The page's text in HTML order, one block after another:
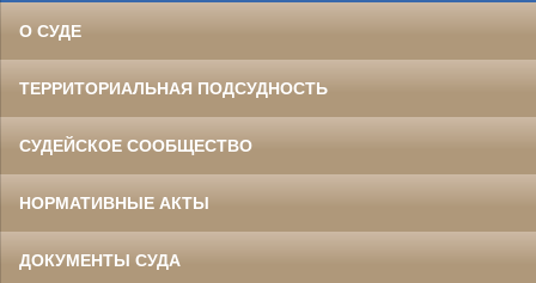
О СУДЕ
ТЕРРИТОРИАЛЬНАЯ ПОДСУДНОСТЬ
СУДЕЙСКОЕ СООБЩЕСТВО
НОРМАТИВНЫЕ АКТЫ
ДОКУМЕНТЫ СУДА